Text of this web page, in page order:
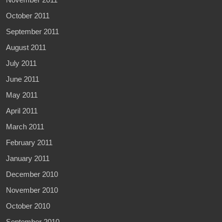
October 2011
September 2011
August 2011
July 2011
June 2011
May 2011
April 2011
March 2011
February 2011
January 2011
December 2010
November 2010
October 2010